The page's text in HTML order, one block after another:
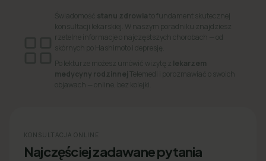
Świadomość stanu zdrowia to fundament skutecznej
konsultacji lekarskiej. W naszym poradniku znajdziesz
rzetelne informacje o najczęstszych chorobach — od
skórnych po Hashimoto i depresję.
Po lekturze możesz umówić wizytę z lekarzem
medycyny rodzinnej Telemedi i porozmawiać o swoich
objawach — online, bez kolejki.
KONSULTACJA ONLINE
Najczęściej zadawane pytania